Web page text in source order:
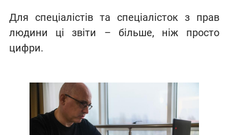
Для спеціалістів та спеціалісток з прав
людини ці звіти – більше, ніж просто
цифри.